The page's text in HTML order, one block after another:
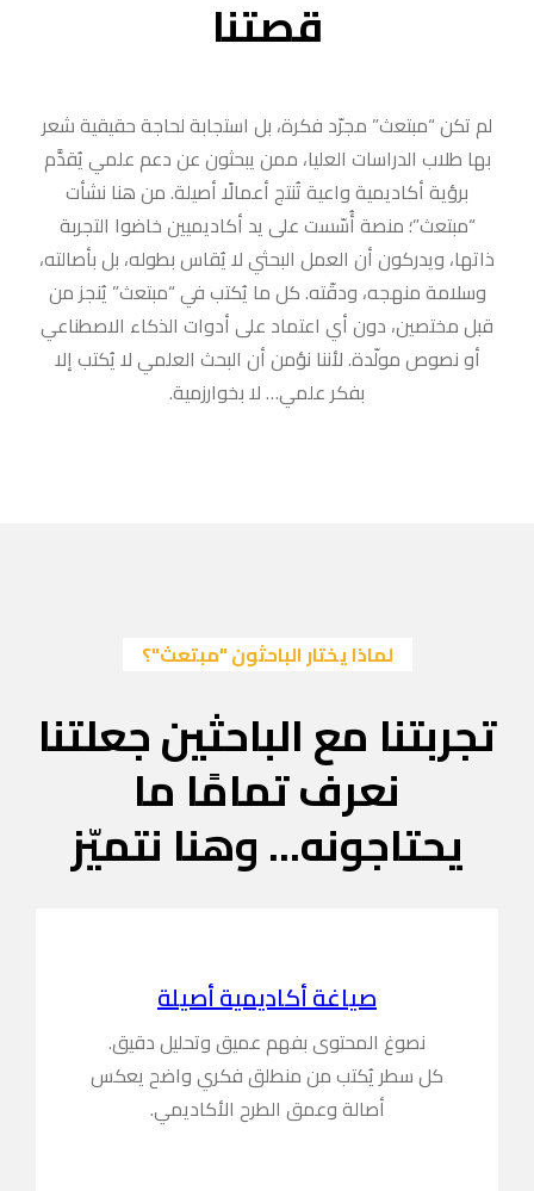
قصتنا
لم تكن “مبتعث” مجرّد فكرة، بل استجابة لحاجة حقيقية شعر
بها طلاب الدراسات العليا، ممن يبحثون عن دعم علمي يُقدَّم
برؤية أكاديمية واعية تُنتج أعمالًا أصيلة. من هنا نشأت
“مبتعث”؛ منصة أُسّست على يد أكاديميين خاضوا التجربة
ذاتها، ويدركون أن العمل البحثي لا يُقاس بطوله، بل بأصالته،
وسلامة منهجه، ودقّته. كل ما يُكتب في “مبتعث” يُنجز من
قبل مختصين، دون أي اعتماد على أدوات الذكاء الاصطناعي
أو نصوص مولّدة. لأننا نؤمن أن البحث العلمي لا يُكتب إلا
بفكر علمي… لا بخوارزمية.
لماذا يختار الباحثون "مبتعث"؟
تجربتنا مع الباحثين جعلتنا
نعرف تمامًا ما
يحتاجونه... وهنا نتميّز
صياغة أكاديمية أصيلة
نصوغ المحتوى بفهم عميق وتحليل دقيق.
كل سطر يُكتب من منطلق فكري واضح يعكس
أصالة وعمق الطرح الأكاديمي.